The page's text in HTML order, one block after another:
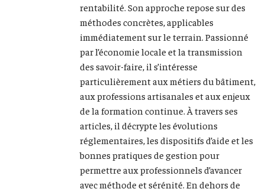
rentabilité. Son approche repose sur des
méthodes concrètes, applicables
immédiatement sur le terrain. Passionné
par l’économie locale et la transmission
des savoir-faire, il s’intéresse
particulièrement aux métiers du bâtiment,
aux professions artisanales et aux enjeux
de la formation continue. À travers ses
articles, il décrypte les évolutions
réglementaires, les dispositifs d’aide et les
bonnes pratiques de gestion pour
permettre aux professionnels d’avancer
avec méthode et sérénité. En dehors de